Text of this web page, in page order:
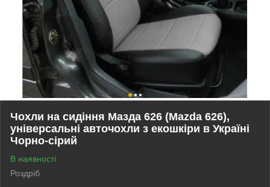
Чохли на сидіння Мазда 626 (Mazda 626),
універсальні авточохли з екошкіри в Україні
Чорно-сірий
В наявності
Роздріб